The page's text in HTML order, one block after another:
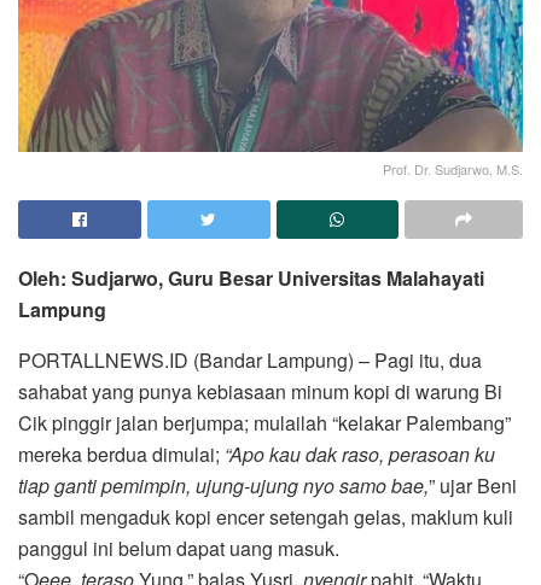
Prof. Dr. Sudjarwo, M.S.
Oleh: Sudjarwo, Guru Besar Universitas Malahayati
Lampung
PORTALLNEWS.ID (Bandar Lampung) – Pagi itu, dua
sahabat yang punya kebiasaan minum kopi di warung Bi
Cik pinggir jalan berjumpa; mulailah “kelakar Palembang”
mereka berdua dimulai; “Apo kau dak raso, perasoan ku
tiap ganti pemimpin, ujung-ujung nyo samobae,” ujar Beni
sambil mengaduk kopi encer setengah gelas, maklum kuli
panggul ini belum dapat uang masuk.